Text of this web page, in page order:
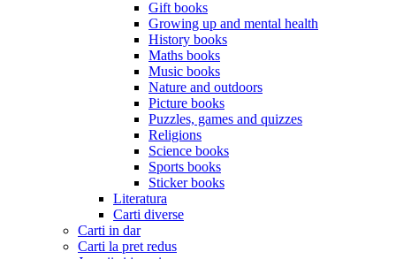
Gift books
Growing up and mental health
History books
Maths books
Music books
Nature and outdoors
Picture books
Puzzles, games and quizzes
Religions
Science books
Sports books
Sticker books
Literatura
Carti diverse
Carti in dar
Carti la pret redus